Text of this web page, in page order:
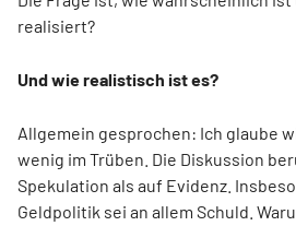
realisiert?
Und wie realistisch ist es?
Allgemein gesprochen: Ich glaube
wenig im Trüben. Die Diskussion
Spekulation als auf Evidenz.
Geldpolitik sei an allem Schuld.